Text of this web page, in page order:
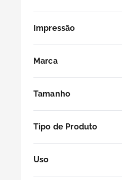
Bandejas
Impressão
Marca
Tamanho
Tipo de Produto
Uso